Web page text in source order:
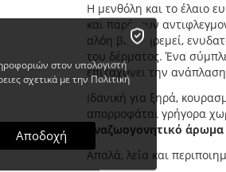
Η μενθόλη και το έλαιο
και παρέχουν
αλόη βέρα ηρεμεί,
του δέρματος. Ένα
επιταχύνει την
Ιδανική για ξηρά,
απορροφάται γρήγορα
αναζωογονητικό
Απαλά, λεία και
στον υπολογιστή
σχετικά με την Πολιτική
Αποδοχή